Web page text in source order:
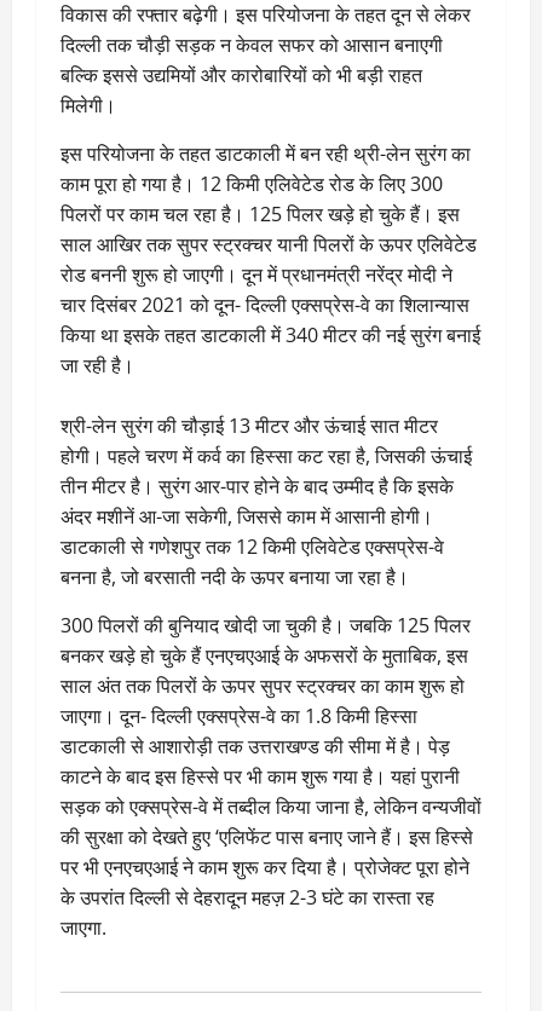
विकास की रफ्तार बढ़ेगी। इस परियोजना के तहत दून से लेकर
दिल्ली तक चौड़ी सड़क न केवल सफर को आसान बनाएगी
बल्कि इससे उद्यमियों और कारोबारियों को भी बड़ी राहत
मिलेगी।
इस परियोजना के तहत डाटकाली में बन रही थ्री-लेन सुरंग का
काम पूरा हो गया है। 12 किमी एलिवेटेड रोड के लिए 300
पिलरों पर काम चल रहा है। 125 पिलर खड़े हो चुके हैं। इस
साल आखिर तक सुपर स्ट्रक्चर यानी पिलरों के ऊपर एलिवेटेड
रोड बननी शुरू हो जाएगी। दून में प्रधानमंत्री नरेंद्र मोदी ने
चार दिसंबर 2021 को दून- दिल्ली एक्सप्रेस-वे का शिलान्यास
किया था इसके तहत डाटकाली में 340 मीटर की नई सुरंग बनाई
जा रही है।
श्री-लेन सुरंग की चौड़ाई 13 मीटर और ऊंचाई सात मीटर
होगी। पहले चरण में कर्व का हिस्सा कट रहा है, जिसकी ऊंचाई
तीन मीटर है। सुरंग आर-पार होने के बाद उम्मीद है कि इसके
अंदर मशीनें आ-जा सकेगी, जिससे काम में आसानी होगी।
डाटकाली से गणेशपुर तक 12 किमी एलिवेटेड एक्सप्रेस-वे
बनना है, जो बरसाती नदी के ऊपर बनाया जा रहा है।
300 पिलरों की बुनियाद खोदी जा चुकी है। जबकि 125 पिलर
बनकर खड़े हो चुके हैं एनएचएआई के अफसरों के मुताबिक, इस
साल अंत तक पिलरों के ऊपर सुपर स्ट्रक्चर का काम शुरू हो
जाएगा। दून- दिल्ली एक्सप्रेस-वे का 1.8 किमी हिस्सा
डाटकाली से आशारोड़ी तक उत्तराखण्ड की सीमा में है। पेड़
काटने के बाद इस हिस्से पर भी काम शुरू गया है। यहां पुरानी
सड़क को एक्सप्रेस-वे में तब्दील किया जाना है, लेकिन वन्यजीवों
की सुरक्षा को देखते हुए ‘एलिफेंट पास बनाए जाने हैं। इस हिस्से
पर भी एनएचएआई ने काम शुरू कर दिया है। प्रोजेक्ट पूरा होने
के उपरांत दिल्ली से देहरादून महज़ 2-3 घंटे का रास्ता रह
जाएगा.